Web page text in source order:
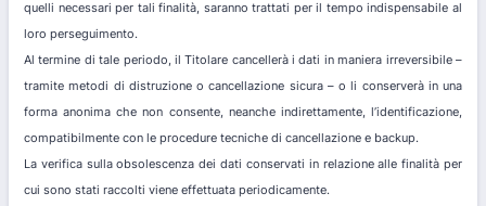
quelli necessari per tali finalità, saranno trattati per il tempo indispensabile al
loro perseguimento.
Al termine di tale periodo, il Titolare cancellerà i dati in maniera irreversibile –
tramite metodi di distruzione o cancellazione sicura – o li conserverà in una
forma anonima che non consente, neanche indirettamente, l’identificazione,
compatibilmente con le procedure tecniche di cancellazione e backup.
La verifica sulla obsolescenza dei dati conservati in relazione alle finalità per
cui sono stati raccolti viene effettuata periodicamente.